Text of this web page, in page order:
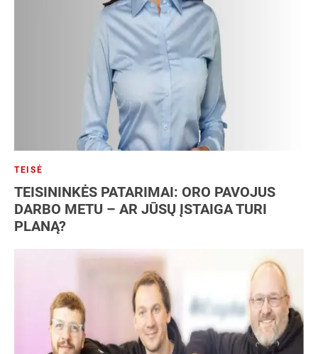
Vartotojai Verslo analizė
Verslo planas Verslo plėtra
TEISĖ
TEISININKĖS PATARIMAI: ORO PAVOJUS
DARBO METU – AR JŪSŲ ĮSTAIGA TURI
PLANĄ?